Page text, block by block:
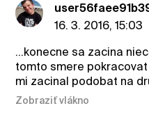
16. 3. 2016, 15:03
...konecne sa zacina
tomto smere
mi zacinal podobat na
Zobraziť vlákno